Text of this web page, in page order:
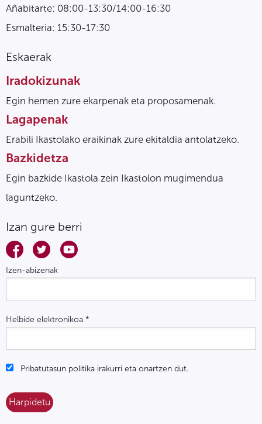
Añabitarte: 08:00-13:30/14:00-16:30
Esmalteria: 15:30-17:30
Eskaerak
Iradokizunak
Egin hemen zure ekarpenak eta proposamenak.
Lagapenak
Erabili Ikastolako eraikinak zure ekitaldia antolatzeko.
Bazkidetza
Egin bazkide Ikastola zein Ikastolon mugimendua
laguntzeko.
Izan gure berri
Izen-abizenak
Helbide elektronikoa *
Pribatutasun politika irakurri eta onartzen dut.